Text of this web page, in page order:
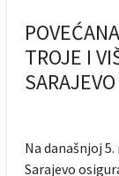
TROJE I
SARAJEVO
Na današnjoj
Sarajevo